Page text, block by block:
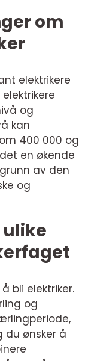
om
elektrikere
og
kan
400 000 og
en økende
av den
og
bli elektriker.
og
du ønsker å